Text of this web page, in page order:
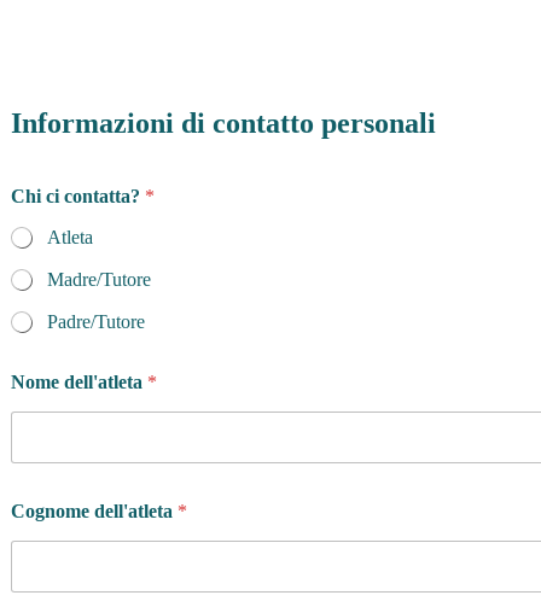
Informazioni di contatto personali
Chi ci contatta? *
Atleta
Madre/Tutore
Padre/Tutore
Nome dell'atleta *
Cognome dell'atleta *